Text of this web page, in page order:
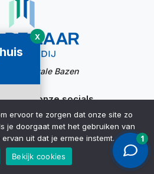
X
Digitale Bazen
via onze socials
ervoor te zorgen dat onze site zo
je doorgaat met het gebruiken van
uit dat je ermee instemt.
Bekijk cookies